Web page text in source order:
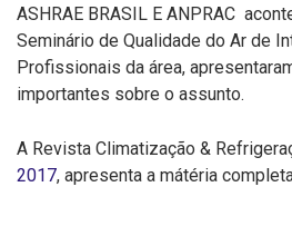
ASHRAE BRASIL E ANPRAC
Seminário de Qualidade do Ar de
Profissionais da área,
importantes sobre o assunto.
A Revista Climatização &
2017, apresenta a mátéria